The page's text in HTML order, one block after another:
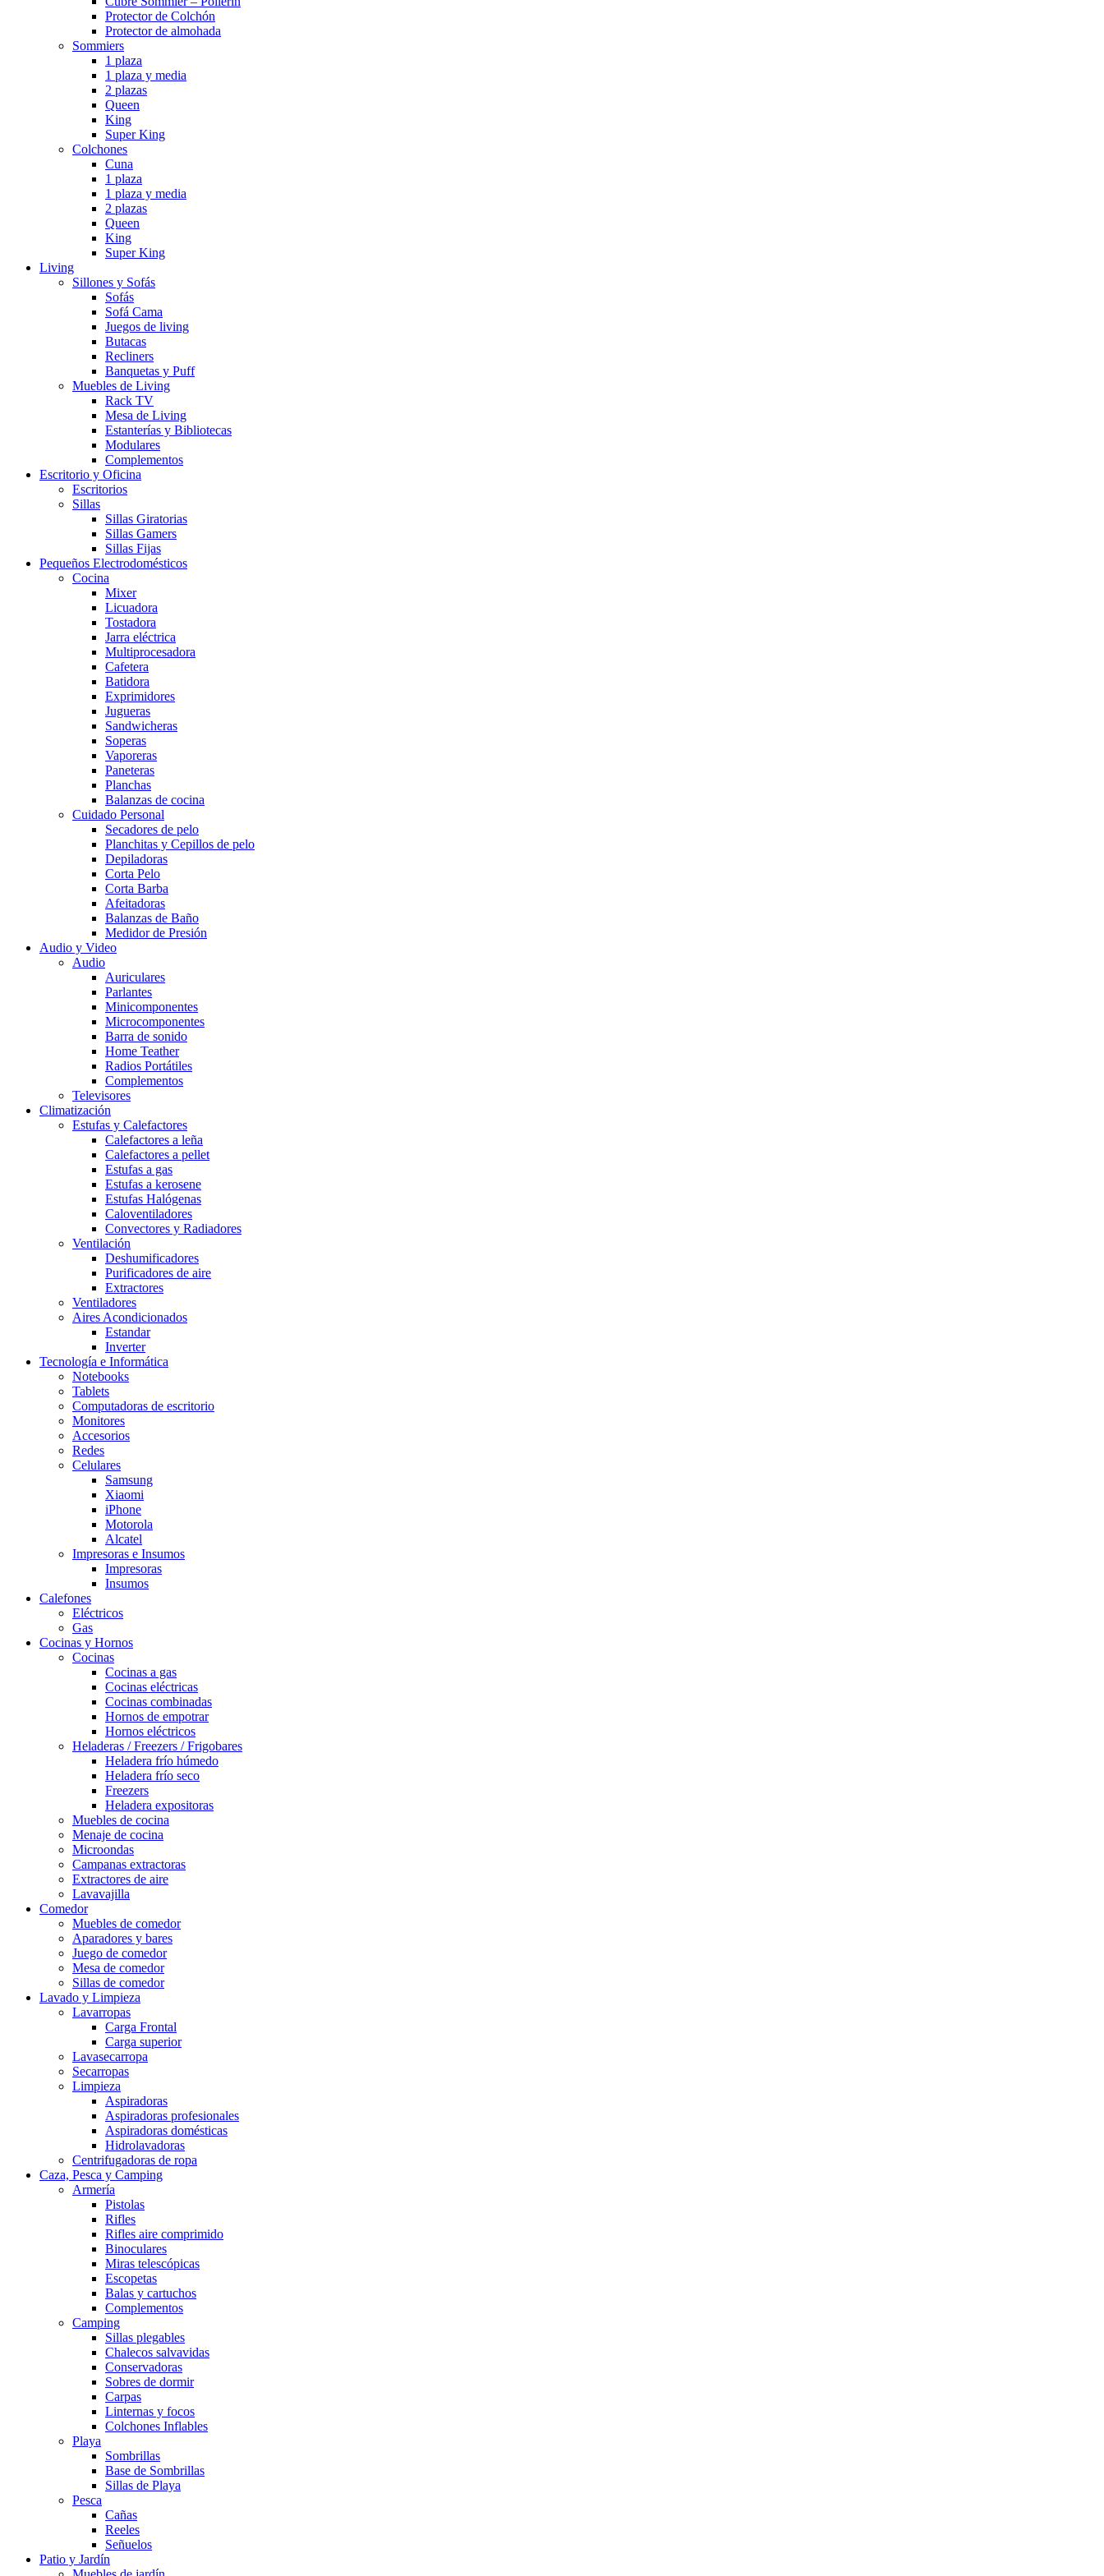
Protector de Colchón
Protector de almohada
Sommiers
1 plaza
1 plaza y media
2 plazas
Queen
King
Super King
Colchones
Cuna
1 plaza
1 plaza y media
2 plazas
Queen
King
Super King
Living
Sillones y Sofás
Sofás
Sofá Cama
Juegos de living
Butacas
Recliners
Banquetas y Puff
Muebles de Living
Rack TV
Mesa de Living
Estanterías y Bibliotecas
Modulares
Complementos
Escritorio y Oficina
Escritorios
Sillas
Sillas Giratorias
Sillas Gamers
Sillas Fijas
Pequeños Electrodomésticos
Cocina
Mixer
Licuadora
Tostadora
Jarra eléctrica
Multiprocesadora
Cafetera
Batidora
Exprimidores
Jugueras
Sandwicheras
Soperas
Vaporeras
Paneteras
Planchas
Balanzas de cocina
Cuidado Personal
Secadores de pelo
Planchitas y Cepillos de pelo
Depiladoras
Corta Pelo
Corta Barba
Afeitadoras
Balanzas de Baño
Medidor de Presión
Audio y Video
Audio
Auriculares
Parlantes
Minicomponentes
Microcomponentes
Barra de sonido
Home Teather
Radios Portátiles
Complementos
Televisores
Climatización
Estufas y Calefactores
Calefactores a leña
Calefactores a pellet
Estufas a gas
Estufas a kerosene
Estufas Halógenas
Caloventiladores
Convectores y Radiadores
Ventilación
Deshumificadores
Purificadores de aire
Extractores
Ventiladores
Aires Acondicionados
Estandar
Inverter
Tecnología e Informática
Notebooks
Tablets
Computadoras de escritorio
Monitores
Accesorios
Redes
Celulares
Samsung
Xiaomi
iPhone
Motorola
Alcatel
Impresoras e Insumos
Impresoras
Insumos
Calefones
Eléctricos
Gas
Cocinas y Hornos
Cocinas
Cocinas a gas
Cocinas eléctricas
Cocinas combinadas
Hornos de empotrar
Hornos eléctricos
Heladeras / Freezers / Frigobares
Heladera frío húmedo
Heladera frío seco
Freezers
Heladera expositoras
Muebles de cocina
Menaje de cocina
Microondas
Campanas extractoras
Extractores de aire
Lavavajilla
Comedor
Muebles de comedor
Aparadores y bares
Juego de comedor
Mesa de comedor
Sillas de comedor
Lavado y Limpieza
Lavarropas
Carga Frontal
Carga superior
Lavasecarropa
Secarropas
Limpieza
Aspiradoras
Aspiradoras profesionales
Aspiradoras domésticas
Hidrolavadoras
Centrifugadoras de ropa
Caza, Pesca y Camping
Armería
Pistolas
Rifles
Rifles aire comprimido
Binoculares
Miras telescópicas
Escopetas
Balas y cartuchos
Complementos
Camping
Sillas plegables
Chalecos salvavidas
Conservadoras
Sobres de dormir
Carpas
Linternas y focos
Colchones Inflables
Playa
Sombrillas
Base de Sombrillas
Sillas de Playa
Pesca
Cañas
Reeles
Señuelos
Patio y Jardín